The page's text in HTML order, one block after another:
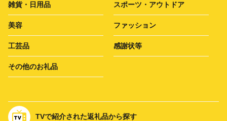
雑貨・日用品 スポーツ・アウトドア
美容 ファッション
工芸品 感謝状等
その他のお礼品
TVで紹介された返礼品から探す